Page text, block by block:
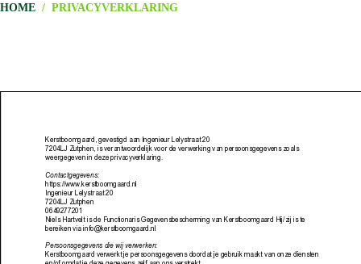
HOME / PRIVACYVERKLARING